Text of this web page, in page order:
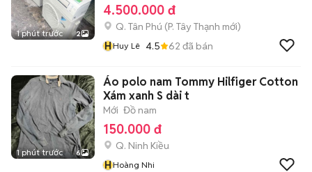
1 phút trước 2
4.500.000 đ
Q. Tân Phú (P. Tây Thạnh mới)
HHuy Lê 4.5 62 đã bán
1 phút trước 6
Áo polo nam Tommy Hilfiger Cotton
Xám xanh S dài t
Mới Đồ nam
150.000 đ
Q. Ninh Kiều
HHoàng Nhi